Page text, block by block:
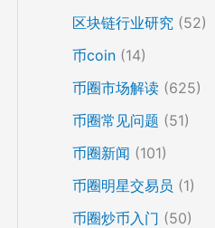
区块链行业研究 (52)
币coin (14)
币圈市场解读 (625)
币圈常见问题 (51)
币圈新闻 (101)
币圈明星交易员 (1)
币圈炒币入门 (50)